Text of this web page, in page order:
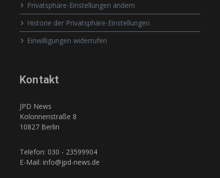
Privatsphäre-Einstellungen ändern
Historie der Privatsphäre-Einstellungen
Einwilligungen widerrufen
Kontakt
JPD News
Kolonnenstraße 8
10827 Berlin
Telefon: 030 - 23599904
E-Mail: info@jpd-news.de